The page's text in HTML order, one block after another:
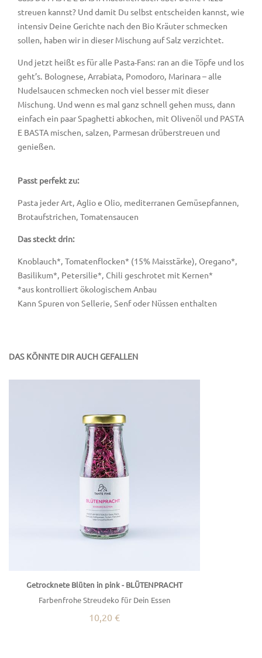
streuen kannst? Und damit Du selbst entscheiden kannst, wie
intensiv Deine Gerichte nach den Bio Kräuter schmecken
sollen, haben wir in dieser Mischung auf Salz verzichtet.
Und jetzt heißt es für alle Pasta-Fans: ran an die Töpfe und los
geht’s. Bolognese, Arrabiata, Pomodoro, Marinara – alle
Nudelsaucen schmecken noch viel besser mit dieser
Mischung. Und wenn es mal ganz schnell gehen muss, dann
einfach ein paar Spaghetti abkochen, mit Olivenöl und PASTA
E BASTA mischen, salzen, Parmesan drüberstreuen und
genießen.
Passt perfekt zu:
Pasta jeder Art, Aglio e Olio, mediterranen Gemüsepfannen,
Brotaufstrichen, Tomatensaucen
Das steckt drin:
Knoblauch*, Tomatenflocken* (15% Maisstärke), Oregano*,
Basilikum*, Petersilie*, Chili geschrotet mit Kernen*
*aus kontrolliert ökologischem Anbau
Kann Spuren von Sellerie, Senf oder Nüssen enthalten
DAS KÖNNTE DIR AUCH GEFALLEN
Getrocknete Blüten in pink - BLÜTENPRACHT
Farbenfrohe Streudeko für Dein Essen
10,20 €